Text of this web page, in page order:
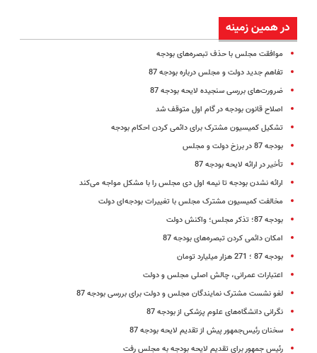
در همین زمینه
موافقت مجلس با حذف تبصره‌های بودجه
تفاهم‌ جدید دولت و مجلس درباره بودجه 87
ضرورت‌های بررسی سنجیده لایحه بودجه 87
اصلاح قانون بودجه در گام اول متوقف شد
تشکیل کمیسیون مشترک برای دائمی کردن احکام بودجه
بودجه 87 در برزخ دولت و مجلس
تأخیر در ارائه لایحه بودجه 87
ارائه نشدن بودجه تا نیمه اول دی مجلس را با مشکل مواجه می‌کند
مخالفت کمیسیون مشترک مجلس با تغییرات بودجه‌ای دولت
بودجه 87؛ تذکر مجلس؛ واکنش دولت
امکان دائمی کردن تبصره‌های بودجه 87
بودجه 87 ؛ 271 هزار میلیارد تومان
اعتبارات عمرانی، چالش اصلی مجلس و دولت
لغو نشست مشترک نمایندگان مجلس و دولت برای بررسی بودجه 87
نگرانی دانشگاه‌های علوم پزشکی از بودجه 87
سخنان رئیس‌جمهور پیش از تقدیم لایحه بودجه 87
رئیس جمهور برای تقدیم لایحه بودجه به مجلس رفت